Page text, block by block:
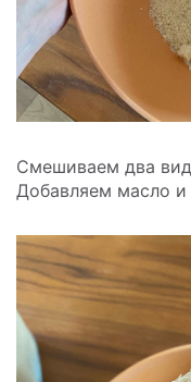
Смешиваем два
Добавляем масло и